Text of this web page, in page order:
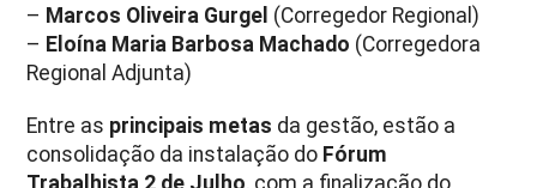
– Marcos Oliveira Gurgel (Corregedor Regional)
– Eloína Maria Barbosa Machado (Corregedora
Regional Adjunta)
Entre as principais metas da gestão, estão a
consolidação da instalação do Fórum
Trabalhista 2 de Julho, com a finalização do